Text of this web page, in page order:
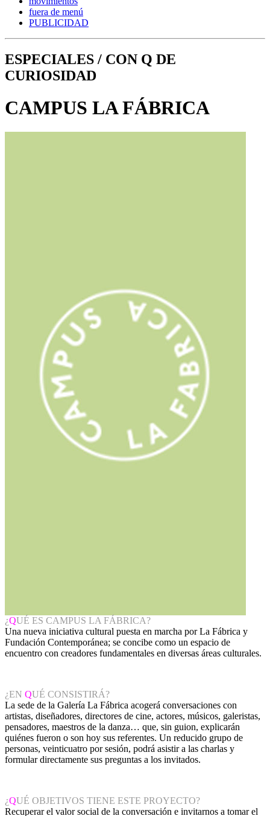
fuera de menú
PUBLICIDAD
ESPECIALES / CON Q DE
CURIOSIDAD
CAMPUS LA FÁBRICA
¿QUÉ ES CAMPUS LA FÁBRICA?
Una nueva iniciativa cultural puesta en marcha por La Fábrica y
Fundación Contemporánea; se concibe como un espacio de
encuentro con creadores fundamentales en diversas áreas culturales.
¿EN QUÉ CONSISTIRÁ?
La sede de la Galería La Fábrica acogerá conversaciones con
artistas, diseñadores, directores de cine, actores, músicos, galeristas,
pensadores, maestros de la danza… que, sin guion, explicarán
quiénes fueron o son hoy sus referentes. Un reducido grupo de
personas, veinticuatro por sesión, podrá asistir a las charlas y
formular directamente sus preguntas a los invitados.
¿QUÉ OBJETIVOS TIENE ESTE PROYECTO?
Recuperar el valor social de la conversación e invitarnos a tomar el